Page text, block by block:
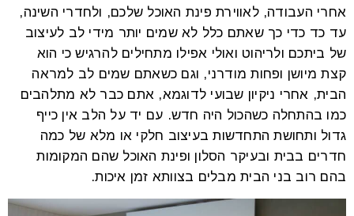
אחרי העבודה, לאווירת פינת האוכל שלכם, ולחדרי השינה,
עד כד כדי כך שאתם כלל לא שמים יותר מידי לב לעיצוב
של ביתכם ולריהוט ואולי אפילו מתחילים להרגיש כי הוא
קצת מיושן ופחות מודרני, וגם כשאתם שמים לב למראה
הבית, אחרי ניקיון שבועי לדוגמא, אתם כבר לא מתלהבים
כמו בהתחלה כשהכול היה חדש. עם יד על הלב אין כייף
גדול ותחושת התחדשות בעיצוב חלקי או מלא של כמה
חדרים בבית ובעיקר הסלון ופינת האוכל שהם המקומות
בהם רוב בני הבית מבלים בצוותא זמן איכות.